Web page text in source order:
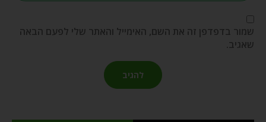
שמור בדפדפן זה את השם, האימייל והאתר שלי לפעם הבאה
שאגיב.